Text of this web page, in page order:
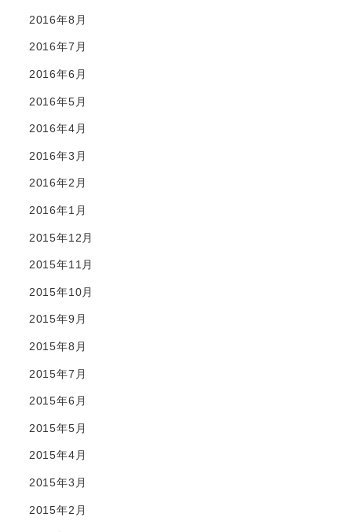
2016年8月
2016年7月
2016年6月
2016年5月
2016年4月
2016年3月
2016年2月
2016年1月
2015年12月
2015年11月
2015年10月
2015年9月
2015年8月
2015年7月
2015年6月
2015年5月
2015年4月
2015年3月
2015年2月